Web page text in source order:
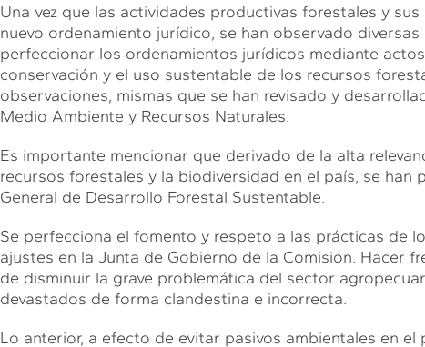
Una vez que las actividades productivas forestales y
nuevo ordenamiento jurídico, se han observado
perfeccionar los ordenamientos jurídicos mediante
conservación y el uso sustentable de los recursos
observaciones, mismas que se han revisado y
Medio Ambiente y Recursos Naturales.
Es importante mencionar que derivado de la alta
recursos forestales y la biodiversidad en el país, se han
General de Desarrollo Forestal Sustentable.
Se perfecciona el fomento y respeto a las prácticas de
ajustes en la Junta de Gobierno de la Comisión. Hacer
de disminuir la grave problemática del sector
devastados de forma clandestina e incorrecta.
Lo anterior, a efecto de evitar pasivos ambientales en el